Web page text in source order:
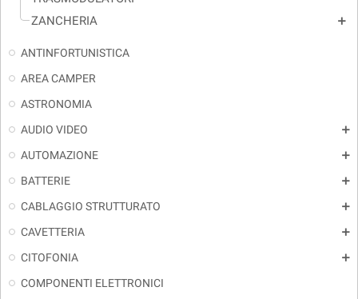
ZANCHERIA
add
ANTINFORTUNISTICA
AREA CAMPER
ASTRONOMIA
AUDIO VIDEO
add
AUTOMAZIONE add
BATTERIE add
CABLAGGIO STRUTTURATO add
CAVETTERIA add
CITOFONIA add
COMPONENTI ELETTRONICI